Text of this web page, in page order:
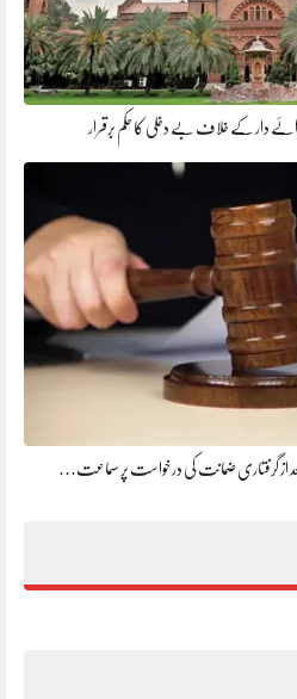
دار کے خلاف بے دخلی کا حکم برقرار
از گرفتاری ضمانت کی درخواست پر سماعت…